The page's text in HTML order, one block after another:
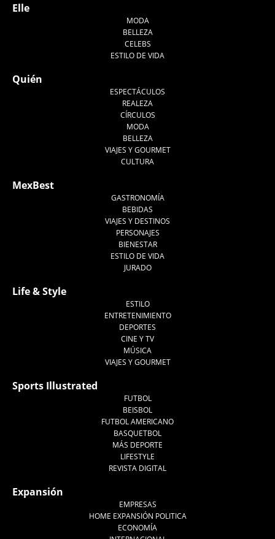
Elle
MODA
BELLEZA
CELEBS
ESTILO DE VIDA
Quién
ESPECTÁCULOS
REALEZA
CÍRCULOS
MODA
BELLEZA
VIAJES Y GOURMET
CULTURA
MexBest
GASTRONOMÍA
BEBIDAS
VIAJES Y DESTINOS
PERSONAJES
BIENESTAR
ESTILO DE VIDA
JURADO
Life & Style
ESTILO
ENTRETENIMIENTO
DEPORTES
CINE Y TV
MÚSICA
VIAJES Y GOURMET
Sports Illustrated
FUTBOL
BEISBOL
FUTBOL AMERICANO
BASQUETBOL
MÁS DEPORTE
LIFESTYLE
REVISTA DIGITAL
Expansión
EMPRESAS
HOME EXPANSIÓN POLITICA
ECONOMÍA